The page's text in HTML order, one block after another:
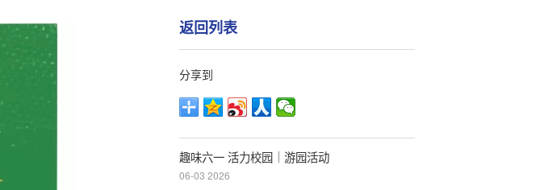
返回列表
分享到
趣味六一 活力校园｜游园活动
06-03 2026